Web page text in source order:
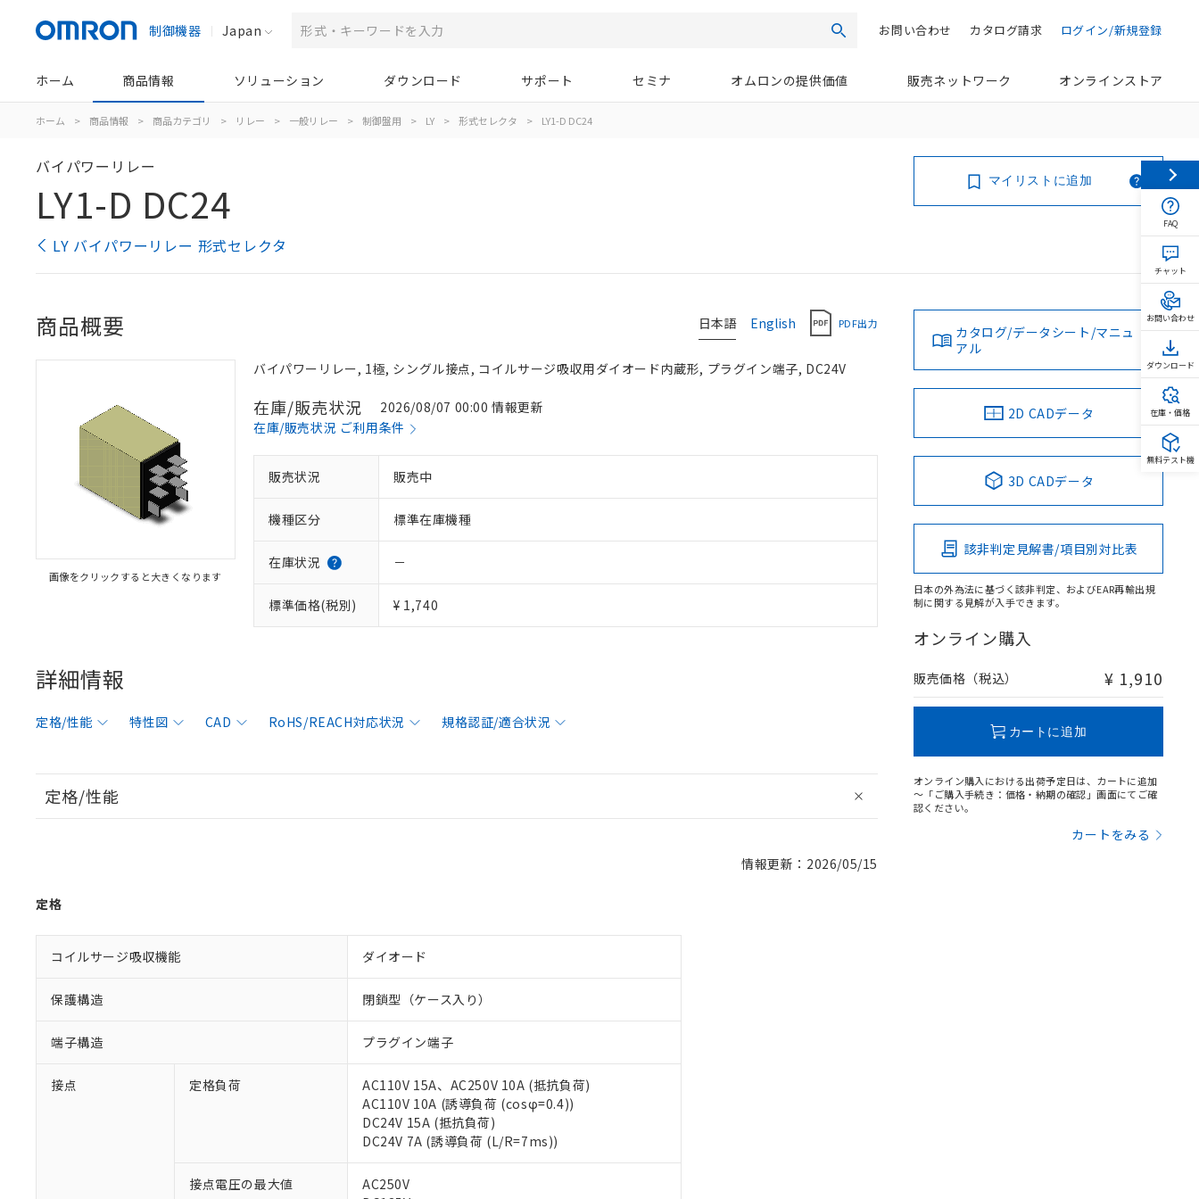
制御機器 Japan 検索 ログイン/新規登録
カタログ請求
お問い合わせ
ホーム 商品情報 ソリューション ダウンロード サポート セミナ オムロンの提供価値 販売ネットワーク オンラインストア
ホーム > 商品情報 > 商品カテゴリ > リレー > 一般リレー > 制御盤用 > LY > 形式セレクタ > LY1-D DC24
バイパワーリレー
LY1-D DC24
LY バイパワーリレー 形式セレクタ
マイリストに追加
日本語 English PDF出力
商品概要
画像をクリックすると大きくなります
バイパワーリレー, 1極, シングル接点, コイルサージ吸収用ダイオード内蔵形, プラグイン端子, DC24V
在庫/販売状況
2026/08/07 00:00 情報更新
在庫/販売状況 ご利用条件
販売状況 販売中
機種区分 標準在庫機種
在庫状況 －
標準価格(税別) ¥ 1,740
詳細情報
定格/性能 特性図 CAD RoHS/REACH対応状況 規格認証/適合状況
定格/性能
情報更新：2026/05/15
定格
コイルサージ吸収機能 ダイオード
保護構造 閉鎖型（ケース入り）
端子構造 プラグイン端子
接点 定格負荷
AC110V 15A、AC250V 10A (抵抗負荷)
AC110V 10A (誘導負荷 (cosφ=0.4))
DC24V 15A (抵抗負荷)
DC24V 7A (誘導負荷 (L/R=7ms))
接点電圧の最大値
AC250V
カタログ/データシート/マニュ
アル
2D CADデータ
3D CADデータ
該非判定見解書/項目別対比表
日本の外為法に基づく該非判定、およびEAR再輸出規
制に関する見解が入手できます。
オンライン購入
販売価格（税込） ¥ 1,910
カートに追加
オンライン購入における出荷予定日は、カートに追加
～「ご購入手続き：価格・納期の確認」画面にてご確
認ください。
カートをみる
FAQ
チャット
お問い合わせ
ダウンロード
在庫・価格
無料テスト機